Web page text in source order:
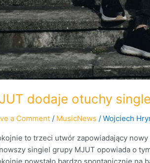
dodaje otuchy
a Comment / MusicNews / Wojciech
to trzeci utwór zapowiadający
singiel grupy MJUT opowiada o
powstało bardzo spontanicznie na